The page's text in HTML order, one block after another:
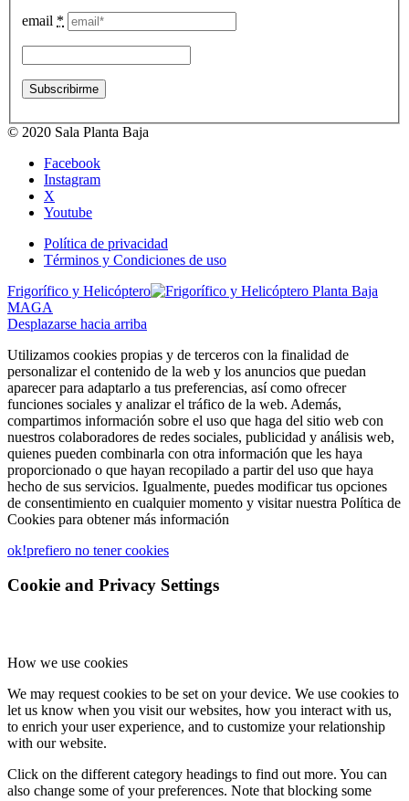
email *
© 2020 Sala Planta Baja
Facebook
Instagram
X
Youtube
Política de privacidad
Términos y Condiciones de uso
Frigorífico y Helicóptero
MAGA
Desplazarse hacia arriba
Utilizamos cookies propias y de terceros con la finalidad de
personalizar el contenido de la web y los anuncios que puedan
aparecer para adaptarlo a tus preferencias, así como ofrecer
funciones sociales y analizar el tráfico de la web. Además,
compartimos información sobre el uso que haga del sitio web con
nuestros colaboradores de redes sociales, publicidad y análisis web,
quienes pueden combinarla con otra información que les haya
proporcionado o que hayan recopilado a partir del uso que haya
hecho de sus servicios. Igualmente, puedes modificar tus opciones
de consentimiento en cualquier momento y visitar nuestra Política de
Cookies para obtener más información
ok!prefiero no tener cookies
Cookie and Privacy Settings
How we use cookies
We may request cookies to be set on your device. We use cookies to
let us know when you visit our websites, how you interact with us,
to enrich your user experience, and to customize your relationship
with our website.
Click on the different category headings to find out more. You can
also change some of your preferences. Note that blocking some